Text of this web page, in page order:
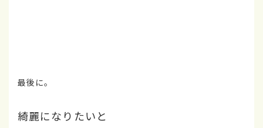
最後に。
綺麗になりたいと